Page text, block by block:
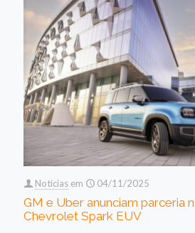
Noticias em 04/11/2025
GM e Uber anunciam parceria
Chevrolet Spark EUV